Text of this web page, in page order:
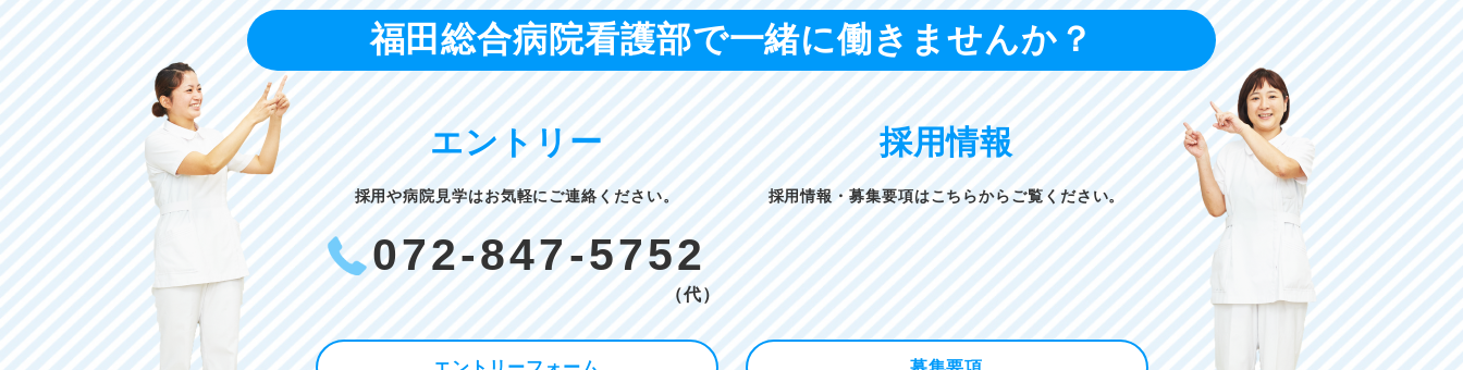
福田総合病院看護部で一緒に働きませんか？
エントリー
採用や病院見学はお気軽にご連絡ください。
072-847-5752
（代）
採用情報
採用情報・募集要項はこちらからご覧ください。